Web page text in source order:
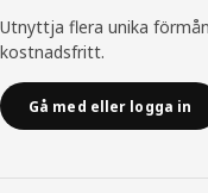
Utnyttja flera unika
kostnadsfritt.
Gå med eller logga in